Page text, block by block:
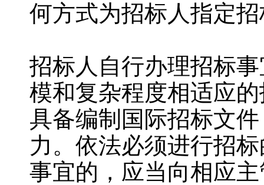
何方式为招标人指定
招标人自行办理招标
模和复杂程度相适应
具备编制国际招标文
力。依法必须进行招
事宜的，应当向相应